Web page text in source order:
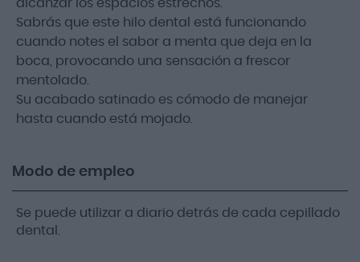
alcanzar los espacios estrechos.
Sabrás que este hilo dental está funcionando
cuando notes el sabor a menta que deja en la
boca, provocando una sensación a frescor
mentolado.
Su acabado satinado es cómodo de manejar
hasta cuando está mojado.
Modo de empleo
Se puede utilizar a diario detrás de cada cepillado
dental.